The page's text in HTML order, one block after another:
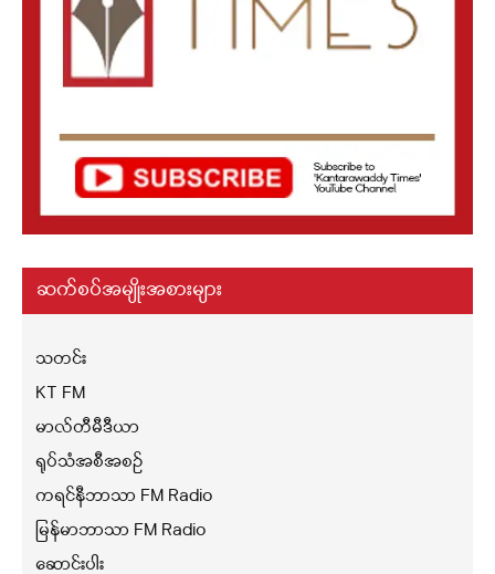
ဆက်စပ်အမျိုးအစားများ
သတင်း
KT FM
မာလ်တီမီဒီယာ
ရုပ်သံအစီအစဉ်
ကရင်နီဘာသာ FM Radio
မြန်မာဘာသာ FM Radio
ဆောင်းပါး